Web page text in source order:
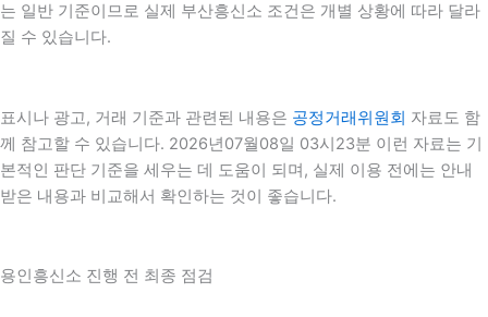
는 일반 기준이므로 실제 부산흥신소 조건은 개별 상황에 따라 달라
질 수 있습니다.
표시나 광고, 거래 기준과 관련된 내용은 공정거래위원회 자료도 함
께 참고할 수 있습니다. 2026년07월08일 03시23분 이런 자료는 기
본적인 판단 기준을 세우는 데 도움이 되며, 실제 이용 전에는 안내
받은 내용과 비교해서 확인하는 것이 좋습니다.
용인흥신소 진행 전 최종 점검